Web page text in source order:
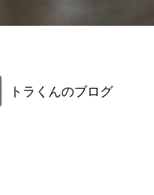
トラくんのブログ